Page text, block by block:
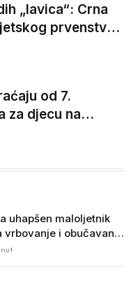
„lavica“: Crna
prvenstva
od 7.
za djecu na
veće kazne
uhapšen maloljetnik
vrbovanje i obučavanje
djela